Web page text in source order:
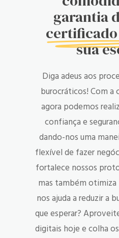
garantia
sua
Diga adeus aos
burocráticos! Com
agora podemos
confiança e
dando-nos uma
flexível de fazer
fortalece nossos
mas também otimiza
nos ajuda a reduzir a
que esperar?
digitais hoje e colha